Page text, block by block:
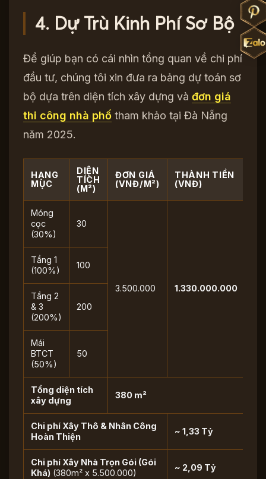
4. Dự Trù Kinh Phí Sơ Bộ
Để giúp bạn có cái nhìn tổng quan về chi phí
đầu tư, chúng tôi xin đưa ra bảng dự toán sơ
bộ dựa trên diện tích xây dựng và đơn giá
thi công nhà phố tham khảo tại Đà Nẵng
năm 2025.
HẠNG
MỤC
DIỆN
TÍCH
(M²)
ĐƠN GIÁ
(VNĐ/M²)
THÀNH TIỀN
(VNĐ)
Móng
cọc
(30%)
30
3.500.000 1.330.000.000
Tầng 1
(100%)
100
Tầng 2
& 3
(200%)
200
Mái
BTCT
(50%)
50
Tổng diện tích
xây dựng
380 m²
Chi phí Xây Thô & Nhân Công
Hoàn Thiện
~ 1,33 Tỷ
Chi phí Xây Nhà Trọn Gói (Gói
Khá) (380m² x 5.500.000)
~ 2,09 Tỷ